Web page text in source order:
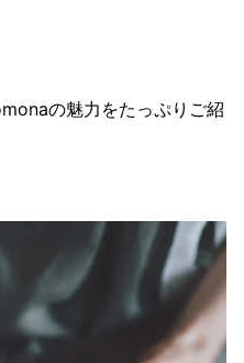
の魅力をたっぷりご紹